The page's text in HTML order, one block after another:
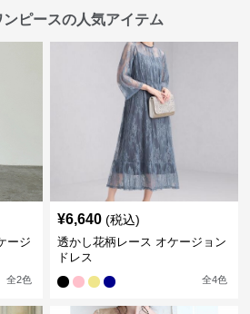
ピースの人気アイテム
ージ
全2色
¥6,640 (税込)
透かし花柄レース オケージョン
ドレス
全4色